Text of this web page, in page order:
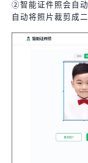
②智能证件照会自动
自动将照片裁剪成